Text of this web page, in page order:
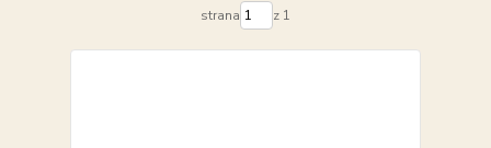
strana z 1